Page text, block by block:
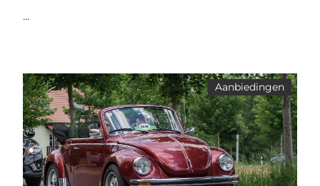
...
Aanbiedingen